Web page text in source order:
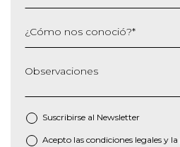
¿Cómo nos conoció?*
Observaciones
Suscribirse al Newsletter
* Acepto las condiciones legales y la